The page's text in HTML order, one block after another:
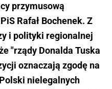
przymusową
Rafał Bochenek. Z
i polityki regionalnej
"rządy Donalda Tuska
oznaczają zgodę na
nielegalnych